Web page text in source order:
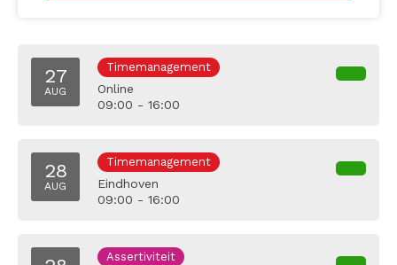
27
AUG
Timemanagement
Online
09:00 - 16:00
28
AUG
Timemanagement
Eindhoven
09:00 - 16:00
Assertiviteit